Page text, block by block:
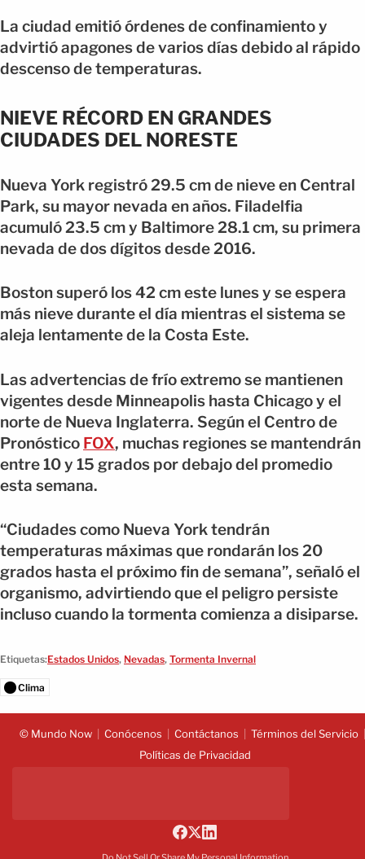
La ciudad emitió órdenes de confinamiento y
advirtió apagones de varios días debido al rápido
descenso de temperaturas.
NIEVE RÉCORD EN GRANDES
CIUDADES DEL NORESTE
Nueva York registró 29.5 cm de nieve en Central
Park, su mayor nevada en años. Filadelfia
acumuló 23.5 cm y Baltimore 28.1 cm, su primera
nevada de dos dígitos desde 2016.
Boston superó los 42 cm este lunes y se espera
más nieve durante el día mientras el sistema se
aleja lentamente de la Costa Este.
Las advertencias de frío extremo se mantienen
vigentes desde Minneapolis hasta Chicago y el
norte de Nueva Inglaterra. Según el Centro de
Pronóstico FOX, muchas regiones se mantendrán
entre 10 y 15 grados por debajo del promedio
esta semana.
“Ciudades como Nueva York tendrán
temperaturas máximas que rondarán los 20
grados hasta el próximo fin de semana”, señaló el
organismo, advirtiendo que el peligro persiste
incluso cuando la tormenta comienza a disiparse.
Etiquetas:Estados Unidos, Nevadas, Tormenta Invernal
Clima
© Mundo Now Conócenos Contáctanos
Términos del Servicio
Políticas de Privacidad